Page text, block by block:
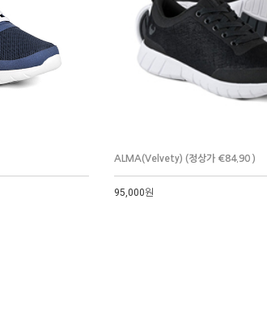
ALMA(Velvety) (정상가 €84.90 )
95,000원